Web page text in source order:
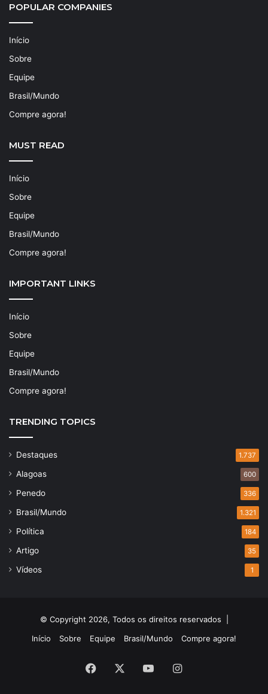
POPULAR COMPANIES
Início
Sobre
Equipe
Brasil/Mundo
Compre agora!
MUST READ
Início
Sobre
Equipe
Brasil/Mundo
Compre agora!
IMPORTANT LINKS
Início
Sobre
Equipe
Brasil/Mundo
Compre agora!
TRENDING TOPICS
Destaques 1.737
Alagoas 600
Penedo 336
Brasil/Mundo 1.321
Política 184
Artigo 35
Vídeos 1
© Copyright 2026, Todos os direitos reservados |
Início
Sobre Equipe Brasil/Mundo Compre agora!
Facebook YouTubeInstagram